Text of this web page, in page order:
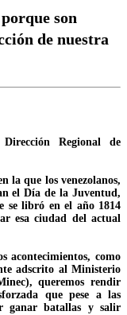
son
de nuestra
Regional de
la que los venezolanos,
el Día de la Juventud,
se libró en el año 1814
esa ciudad del actual
acontecimientos, como
adscrito al Ministerio
queremos rendir
que pese a las
ganar batallas y salir